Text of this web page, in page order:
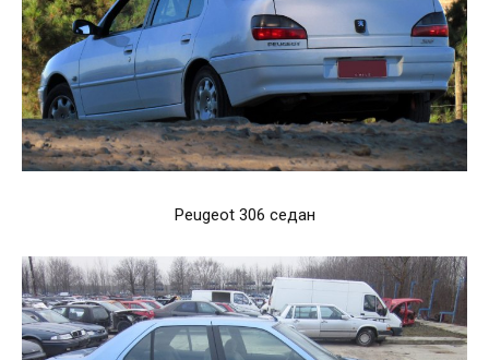
Peugeot 306 седан